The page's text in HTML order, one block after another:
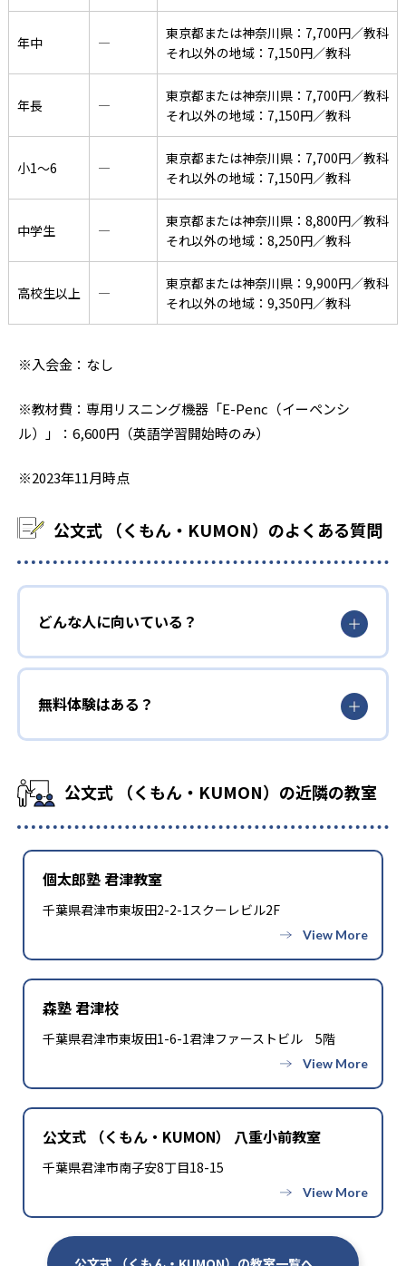
年中 ―
東京都または神奈川県：7,700円／教科
それ以外の地域：7,150円／教科
年長 ―
東京都または神奈川県：7,700円／教科
それ以外の地域：7,150円／教科
小1〜6 ―
東京都または神奈川県：7,700円／教科
それ以外の地域：7,150円／教科
中学生 ―
東京都または神奈川県：8,800円／教科
それ以外の地域：8,250円／教科
高校生以上 ―
東京都または神奈川県：9,900円／教科
それ以外の地域：9,350円／教科
※入会金：なし
※教材費：専用リスニング機器「E-Penc（イーペンシ
ル）」：6,600円（英語学習開始時のみ）
※2023年11月時点
公文式 （くもん・KUMON）のよくある質問
どんな人に向いている？
無料体験はある？
公文式 （くもん・KUMON）の近隣の教室
個太郎塾 君津教室
千葉県君津市東坂田2-2-1スクーレビル2F
森塾 君津校
千葉県君津市東坂田1-6-1君津ファーストビル 5階
公文式 （くもん・KUMON） 八重小前教室
千葉県君津市南子安8丁目18-15